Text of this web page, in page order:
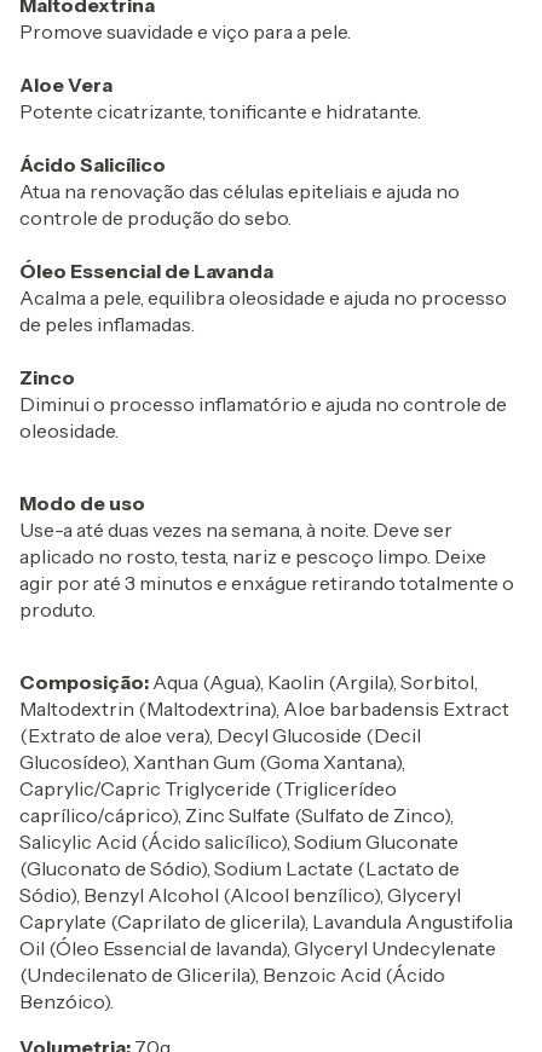
Maltodextrina
Promove suavidade e viço para a pele.
Aloe Vera
Potente cicatrizante, tonificante e hidratante.
Ácido Salicílico
Atua na renovação das células epiteliais e ajuda no
controle de produção do sebo.
Óleo Essencial de Lavanda
Acalma a pele, equilibra oleosidade e ajuda no processo
de peles inflamadas.
Zinco
Diminui o processo inflamatório e ajuda no controle de
oleosidade.
Modo de uso
Use-a até duas vezes na semana, à noite. Deve ser
aplicado no rosto, testa, nariz e pescoço limpo. Deixe
agir por até 3 minutos e enxágue retirando totalmente o
produto.
Composição: Aqua (Agua), Kaolin (Argila), Sorbitol,
Maltodextrin (Maltodextrina), Aloe barbadensis Extract
(Extrato de aloe vera), Decyl Glucoside (Decil
Glucosídeo), Xanthan Gum (Goma Xantana),
Caprylic/Capric Triglyceride (Triglicerídeo
caprílico/cáprico), Zinc Sulfate (Sulfato de Zinco),
Salicylic Acid (Ácido salicílico), Sodium Gluconate
(Gluconato de Sódio), Sodium Lactate (Lactato de
Sódio), Benzyl Alcohol (Alcool benzílico), Glyceryl
Caprylate (Caprilato de glicerila), Lavandula Angustifolia
Oil (Óleo Essencial de lavanda), Glyceryl Undecylenate
(Undecilenato de Glicerila), Benzoic Acid (Ácido
Benzóico).